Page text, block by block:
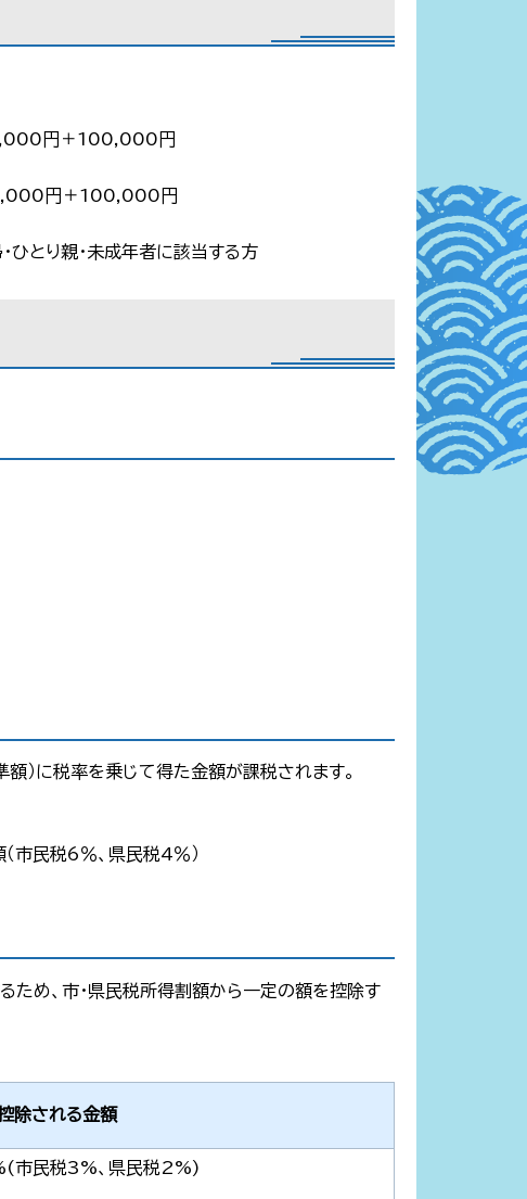
円＋100,000円
円＋100,000円
ひとり親・未成年者に該当する方
）に税率を乗じて得た金額が課税されます。
市民税6％、県民税4％）
め、市・県民税所得割額から一定の額を控除す
除される金額
市民税3%、県民税2%)